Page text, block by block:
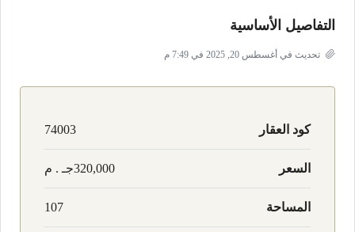
التفاصيل الأساسية
تحديث في أغسطس 20, 2025 في 7:49 م
كود العقار 74003
السعر 320,000جـ . م
المساحة 107